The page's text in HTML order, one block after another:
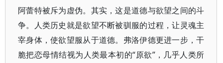
阿蕾特被斥为虚伪。其实，这是道德与欲望之间的斗
争。人类历史就是欲望不断被驯服的过程，让灵魂主
宰身体，使欲望服从于道德。弗洛伊德更进一步，干
脆把恋母情结视为人类最本初的“原欲”，几乎人类所